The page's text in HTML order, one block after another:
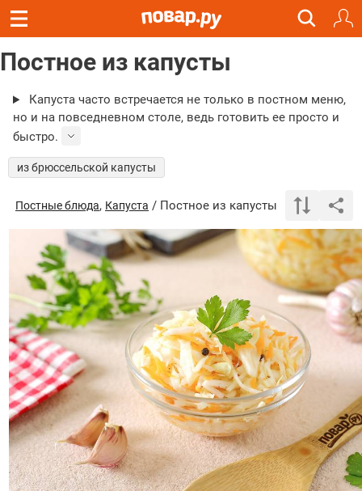
Постное из капусты
Капуста часто встречается не только в постном меню,
но и на повседневном столе, ведь готовить ее просто и
быстро.
из брюссельской капусты
Постные блюда, Капуста / Постное из капусты